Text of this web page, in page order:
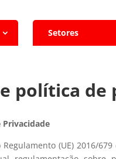
Setores
política de
Privacidade
(UE) 2016/